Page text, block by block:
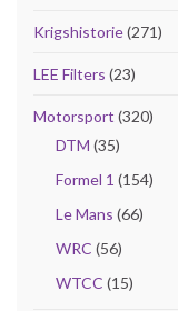
Krigshistorie(271)
LEE Filters (23)
Motorsport (320)
DTM (35)
Formel 1 (154)
Le Mans (66)
WRC (56)
WTCC (15)